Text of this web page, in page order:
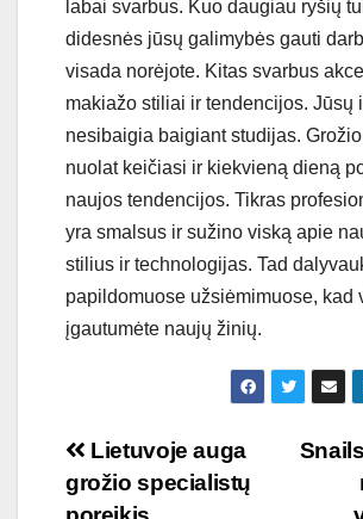
labai svarbus. Kuo daugiau ryšių
didesnės jūsų galimybės gauti
visada norėjote. Kitas svarbus
makiažo stiliai ir tendencijos. Jūsų
nesibaigia baigiant studijas.
nuolat keičiasi ir kiekvieną dieną
naujos tendencijos. Tikras
yra smalsus ir sužino viską apie
stilius ir technologijas. Tad
papildomuose užsiėmimuose, kad
įgautumėte naujų žinių.
Navigacija
tarp
Lietuvoje auga
grožio specialistų